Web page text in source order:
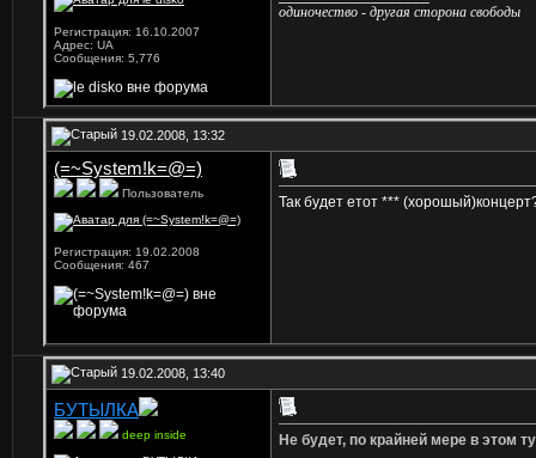
Регистрация: 16.10.2007
Адрес: UA
Сообщения: 5,776
одиночество - другая сторона свободы
19.02.2008, 13:32
(=~System!k=@=)
Пользователь
Регистрация: 19.02.2008
Сообщения: 467
Так будет етот ***
19.02.2008, 13:40
БУТЫЛКА
deep inside
Не будет, по крайней мере в этом